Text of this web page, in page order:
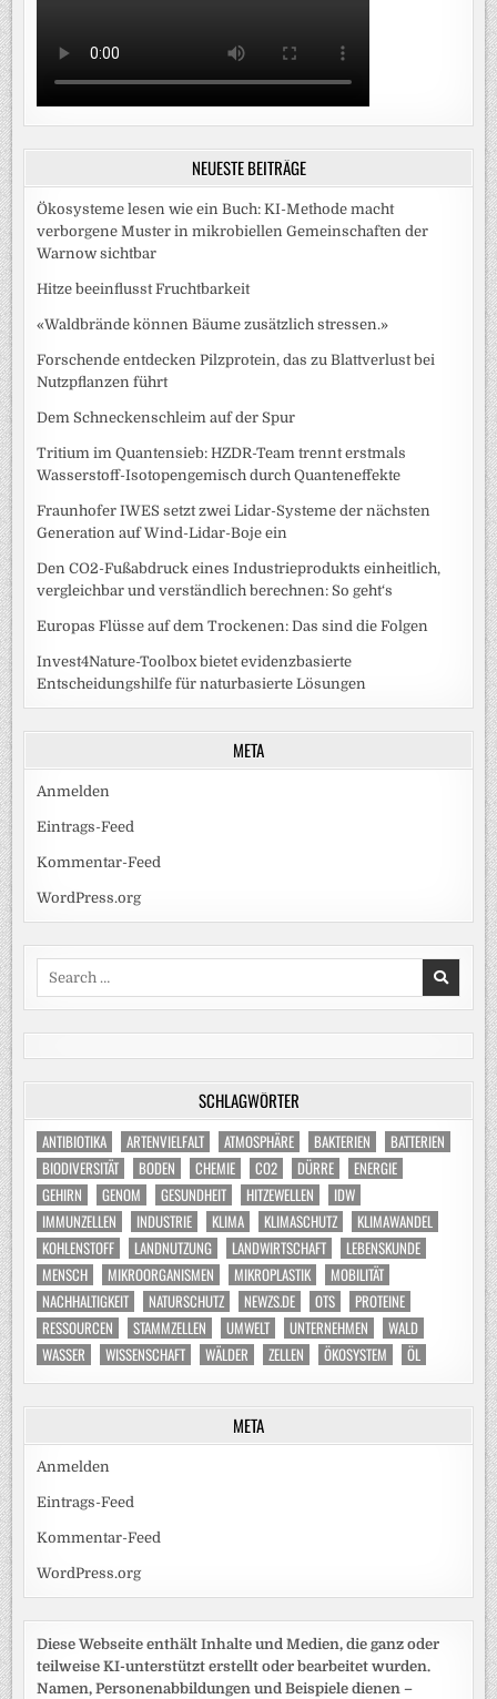
NEUESTE BEITRÄGE
Ökosysteme lesen wie ein Buch: KI-Methode macht
verborgene Muster in mikrobiellen Gemeinschaften der
Warnow sichtbar
Hitze beeinflusst Fruchtbarkeit
«Waldbrände können Bäume zusätzlich stressen.»
Forschende entdecken Pilzprotein, das zu Blattverlust bei
Nutzpflanzen führt
Dem Schneckenschleim auf der Spur
Tritium im Quantensieb: HZDR-Team trennt erstmals
Wasserstoff-Isotopengemisch durch Quanteneffekte
Fraunhofer IWES setzt zwei Lidar-Systeme der nächsten
Generation auf Wind-Lidar-Boje ein
Den CO2-Fußabdruck eines Industrieprodukts einheitlich,
vergleichbar und verständlich berechnen: So geht‘s
Europas Flüsse auf dem Trockenen: Das sind die Folgen
Invest4Nature-Toolbox bietet evidenzbasierte
Entscheidungshilfe für naturbasierte Lösungen
META
Anmelden
Eintrags-Feed
Kommentar-Feed
WordPress.org
Search
SCHLAGWÖRTER
ANTIBIOTIKA ARTENVIELFALT ATMOSPHÄRE BAKTERIEN
BATTERIEN
BIODIVERSITÄT
BODEN CHEMIE CO2 DÜRRE
ENERGIE
GEHIRN
GENOM GESUNDHEIT HITZEWELLEN
IDW
IMMUNZELLEN
INDUSTRIE KLIMA KLIMASCHUTZ
KLIMAWANDEL
KOHLENSTOFF
LANDNUTZUNG LANDWIRTSCHAFT
LEBENSKUNDE
MENSCH
MIKROORGANISMEN MIKROPLASTIK
MOBILITÄT
NACHHALTIGKEIT
NATURSCHUTZ NEWZS.DE OTS
PROTEINE
RESSOURCEN
STAMMZELLEN UMWELT UNTERNEHMEN
WALD
WASSER
WISSENSCHAFT WÄLDER ZELLEN ÖKOSYSTEM ÖL
META
Anmelden
Eintrags-Feed
Kommentar-Feed
WordPress.org
Diese Webseite enthält Inhalte und Medien, die ganz oder
teilweise KI-unterstützt erstellt oder bearbeitet wurden.
Namen, Personenabbildungen und Beispiele dienen –